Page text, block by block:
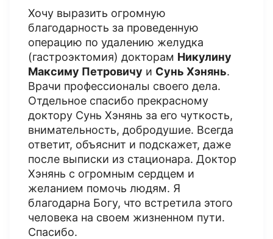
Хочу выразить огромную
благодарность за проведенную
операцию по удалению желудка
(гастроэктомия) докторам Никулину
Максиму Петровичу и Сунь Хэнянь.
Врачи профессионалы своего дела.
Отдельное спасибо прекрасному
доктору Сунь Хэнянь за его чуткость,
внимательность, добродушие. Всегда
ответит, объяснит и подскажет, даже
после выписки из стационара. Доктор
Хэнянь с огромным сердцем и
желанием помочь людям. Я
благодарна Богу, что встретила этого
человека на своем жизненном пути.
Спасибо.